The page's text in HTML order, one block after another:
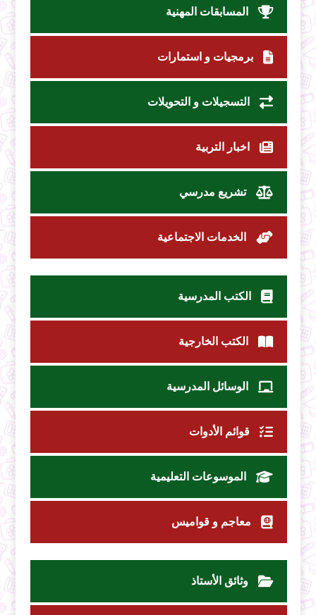
المسابقات المهنية
برمجيات و استمارات
التسجيلات و التحويلات
اخبار التربية
تشريع مدرسي
الخدمات الاجتماعية
الكتب المدرسية
الكتب الخارجية
الوسائل المدرسية
قوائم الأدوات
الموسوعات التعليمية
معاجم و قواميس
وثائق الأستاذ